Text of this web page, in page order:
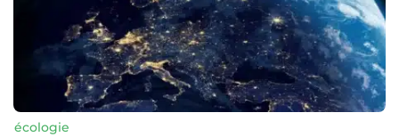
écologie